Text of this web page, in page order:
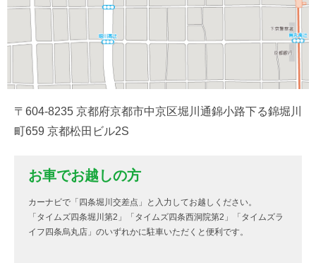
〒604-8235 京都府京都市中京区堀川通錦小路下る錦堀川
町659 京都松田ビル2S
お車でお越しの方
カーナビで「四条堀川交差点」と入力してお越しください。
「タイムズ四条堀川第2」「タイムズ四条西洞院第2」「タイムズラ
イフ四条烏丸店」のいずれかに駐車いただくと便利です。